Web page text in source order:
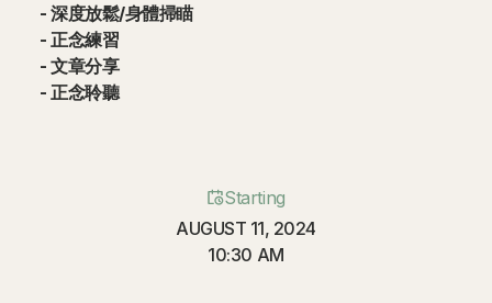
- 深度放鬆/身體掃瞄
- 正念練習
- 文章分享
- 正念聆聽
Starting
AUGUST 11, 2024
10:30 AM